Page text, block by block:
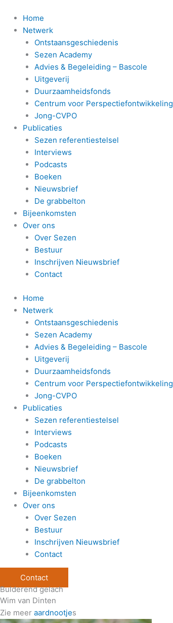
naar
Home
Netwerk
Ontstaansgeschiedenis
Sezen Academy
Advies & Begeleiding – Bascole
Uitgeverij
Duurzaamheidsfonds
Centrum voor Perspectiefontwikkeling
Jong-CVPO
Publicaties
Sezen referentiestelsel
Interviews
Podcasts
Boeken
Nieuwsbrief
De grabbelton
Bijeenkomsten
Over ons
Over Sezen
Bestuur
Inschrijven Nieuwsbrief
Contact
Home
Netwerk
Ontstaansgeschiedenis
Sezen Academy
Advies & Begeleiding – Bascole
Uitgeverij
Duurzaamheidsfonds
Centrum voor Perspectiefontwikkeling
Jong-CVPO
Publicaties
Sezen referentiestelsel
Interviews
Podcasts
Boeken
Nieuwsbrief
De grabbelton
Bijeenkomsten
Over ons
Over Sezen
Bestuur
Inschrijven Nieuwsbrief
Contact
Contact
Bulderend gelach
Wim van Dinten
Zie meer aardnootjes